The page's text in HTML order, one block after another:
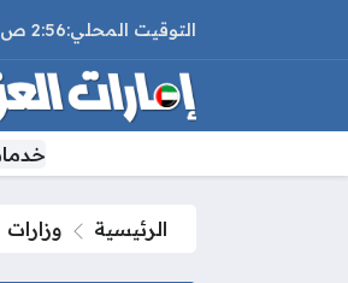
2:56 ص
الرئيسية